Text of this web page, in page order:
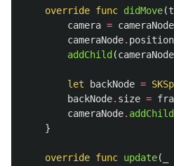
override func didMove(
camera = cameraNode
cameraNode. position
addChild (cameraNode
let backNode =
backNode. size =
cameraNode. addChild
}
override func update(